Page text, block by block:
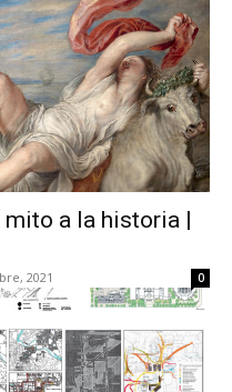
mito a la historia |
2021 0